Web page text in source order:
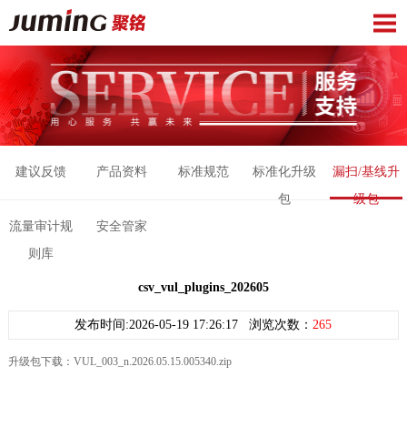
建议反馈 产品资料 标准规范
标准化升级
包
漏扫/基线升
级包
流量审计规
则库
安全管家
csv_vul_plugins_202605
发布时间:2026-05-19 17:26:17 浏览次数： 265
升级包下载： VUL_003_n.2026.05.15.005340.zip